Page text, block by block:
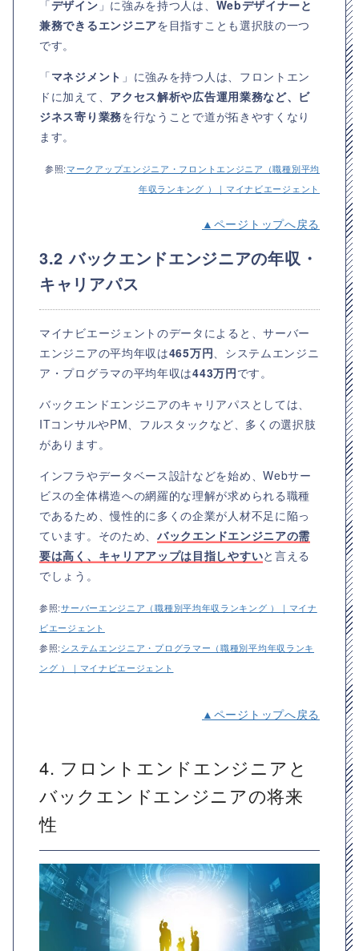
「デザイン 」に強みを持つ人は、 Webデザイナーと
兼務できるエンジニアを目指すことも選択肢の一つ
です。
「マネジメント 」に強みを持つ人は、フロントエン
ドに加えて、 アクセス解析や広告運用業務など、ビ
ジネス寄り業務を行なうことで道が拓きやすくなり
ます。
参照:マークアップエンジニア・フロントエンジニア（職種別平均
年収ランキング ）｜マイナビエージェント
▲ページトップへ戻る
3.2 バックエンドエンジニアの年収・
キャリアパス
マイナビエージェントのデータによると、サーバー
エンジニアの平均年収は465万円、システムエンジニ
ア・プログラマの平均年収は443万円です。
バックエンドエンジニアのキャリアパスとしては、
ITコンサルやPM、フルスタックなど、多くの選択肢
があります。
インフラやデータベース設計などを始め、Webサー
ビスの全体構造への網羅的な理解が求められる職種
であるため、慢性的に多くの企業が人材不足に陥っ
ています。そのため、 バックエンドエンジニアの需
要は高く、キャリアアップは目指しやすいと言える
でしょう。
参照:サーバーエンジニア（職種別平均年収ランキング ）｜マイナ
ビエージェント
参照:システムエンジニア・プログラマー（職種別平均年収ランキ
ング ）｜マイナビエージェント
▲ページトップへ戻る
4. フロントエンドエンジニアと
バックエンドエンジニアの将来
性